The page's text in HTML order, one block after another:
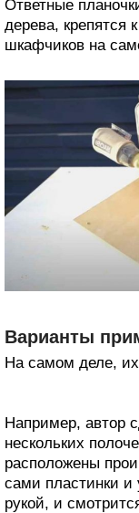
Ответные
дерева, крепятся
шкафчиков на
Варианты
На самом деле,
Например, автор
нескольких
расположены
сами пластинки и
рукой, и